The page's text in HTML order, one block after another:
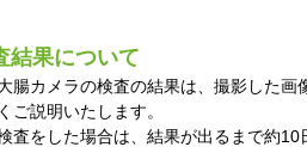
果について
腸カメラの検査の結果は、撮影した画
ご説明いたします。
査をした場合は、結果が出るまで約10